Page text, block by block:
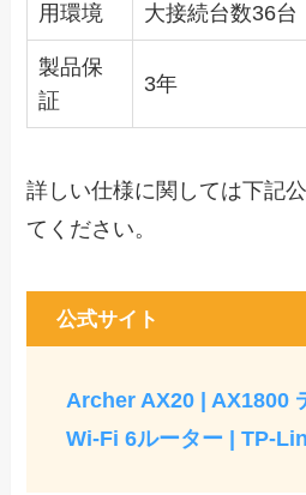
用環境
大接続台数36台
製品保
証
3年
詳しい仕様に関しては下記
てください。
公式サイト
Archer AX20 | AX1800
Wi-Fi 6ルーター | TP-